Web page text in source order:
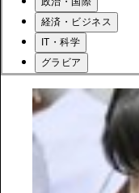
経済・ビジネス
IT・科学
グラビア